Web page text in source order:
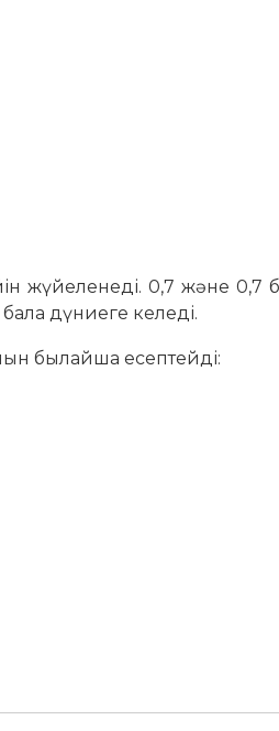
жүйеленеді. 0,7 және 0,7
дүниеге келеді.
былайша есептейді: